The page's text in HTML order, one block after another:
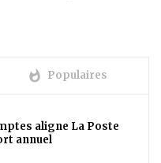
whatshot Populaires
aligne La Poste
annuel